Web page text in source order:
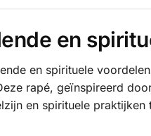
en
en spirituele
rapé, geïnspireerd
en spirituele praktijken